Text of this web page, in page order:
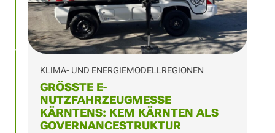
KLIMA- UND ENERGIEMODELLREGIONEN
GRÖSSTE E-N
UTZFAHRZEUGMESSE K
ÄRNTENS: KEM KÄRNTEN ALS G
OVERNANCESTRUKTUR